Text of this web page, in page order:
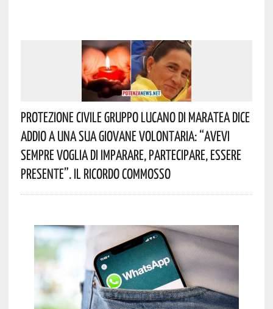
Protezione Civile Gruppo Lucano Di Maratea Dice
Addio A Una Sua Giovane Volontaria: “avevi
Sempre Voglia Di Imparare, Partecipare, Essere
Presente”. Il Ricordo Commosso